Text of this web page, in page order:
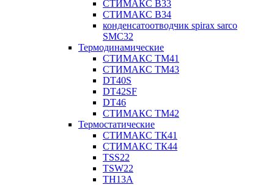
СТИМАКС В33
СТИМАКС B34
конденсатоотводчик spirax sarco
SMC32
Термодинамические
СТИМАКС ТМ41
СТИМАКС ТМ43
DT40S
DT42SF
DT46
СТИМАКС ТМ42
Термостатические
СТИМАКС ТК41
СТИМАКС ТК44
TSS22
TSW22
TH13A